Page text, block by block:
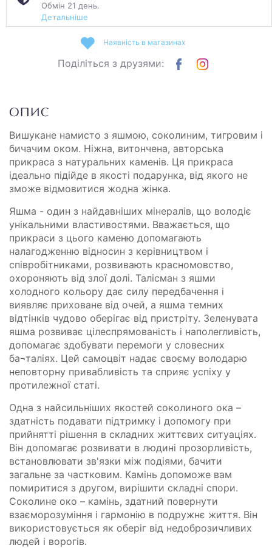
Обмін 21 день.
Детальніше
Наявність в магазинах
Поділіться з друзями:
ОПИС
Вишукане намисто з яшмою, соколиним, тигровим і
бичачим оком. Ніжна, витончена, авторська
прикраса з натуральних каменів. Ця прикраса
ідеально підійде в якості подарунка, від якого не
зможе відмовитися жодна жінка.
Яшма - один з найдавніших мінералів, що володіє
унікальними властивостями. Вважається, що
прикраси з цього каменю допомагають
налагодженню відносин з керівництвом і
співробітниками, розвивають красномовство,
охороняють від злої долі. Талісман з яшми
холодного кольору дає силу передбачення і
виявляє приховане від очей, а яшма темних
відтінків чудово оберігає від пристріту. Зеленувата
яшма розвиває цілеспрямованість і наполегливість,
допомагає здобувати перемоги у словесних
ба¬таліях. Цей самоцвіт надає своєму володарю
неповторну привабливість та сприяє успіху у
протилежної статі.
Одна з найсильніших якостей соколиного ока –
здатність подавати підтримку і допомогу при
прийнятті рішення в складних життєвих ситуаціях.
Він допомагає розвивати в людині прозорливість,
встановлювати зв'язки між подіями, бачити
загальне за частковим. Камінь допоможе вам
помиритися з другом, вирішити складні спори.
Соколине око – камінь, здатний повернути
взаєморозуміння і гармонію в подружнє життя. Він
використовується як оберіг від недоброзичливих
людей і ворогів.